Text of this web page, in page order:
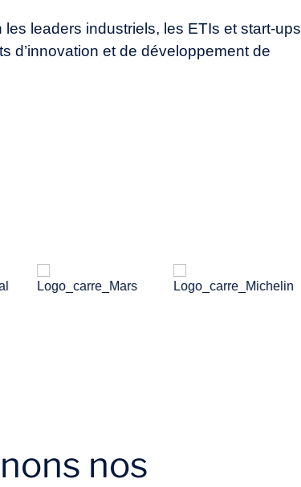
leaders industriels, les ETIs et start-ups
d’innovation et de développement de
nos